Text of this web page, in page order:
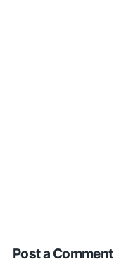
Post a Comment